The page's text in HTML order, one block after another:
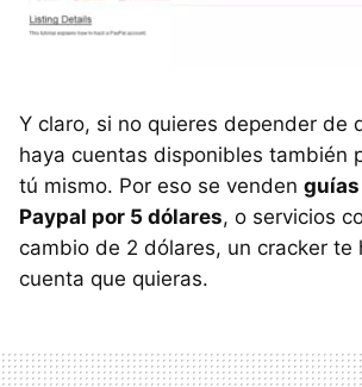
Y claro, si no quieres depender de
haya cuentas disponibles también
tú mismo. Por eso se venden
Paypal por 5 dólares, o servicios
cambio de 2 dólares, un cracker te
cuenta que quieras.